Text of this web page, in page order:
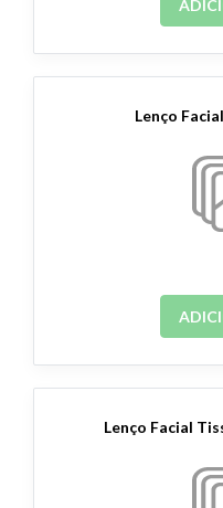
Lenço
Lenço Facial